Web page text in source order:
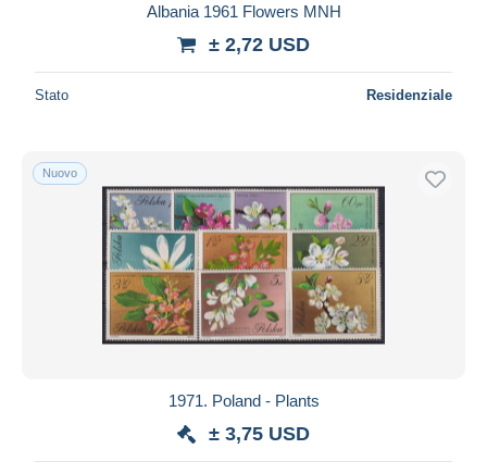
Albania 1961 Flowers MNH
± 2,72 USD
Stato Residenziale
Nuovo
1971. Poland - Plants
± 3,75 USD